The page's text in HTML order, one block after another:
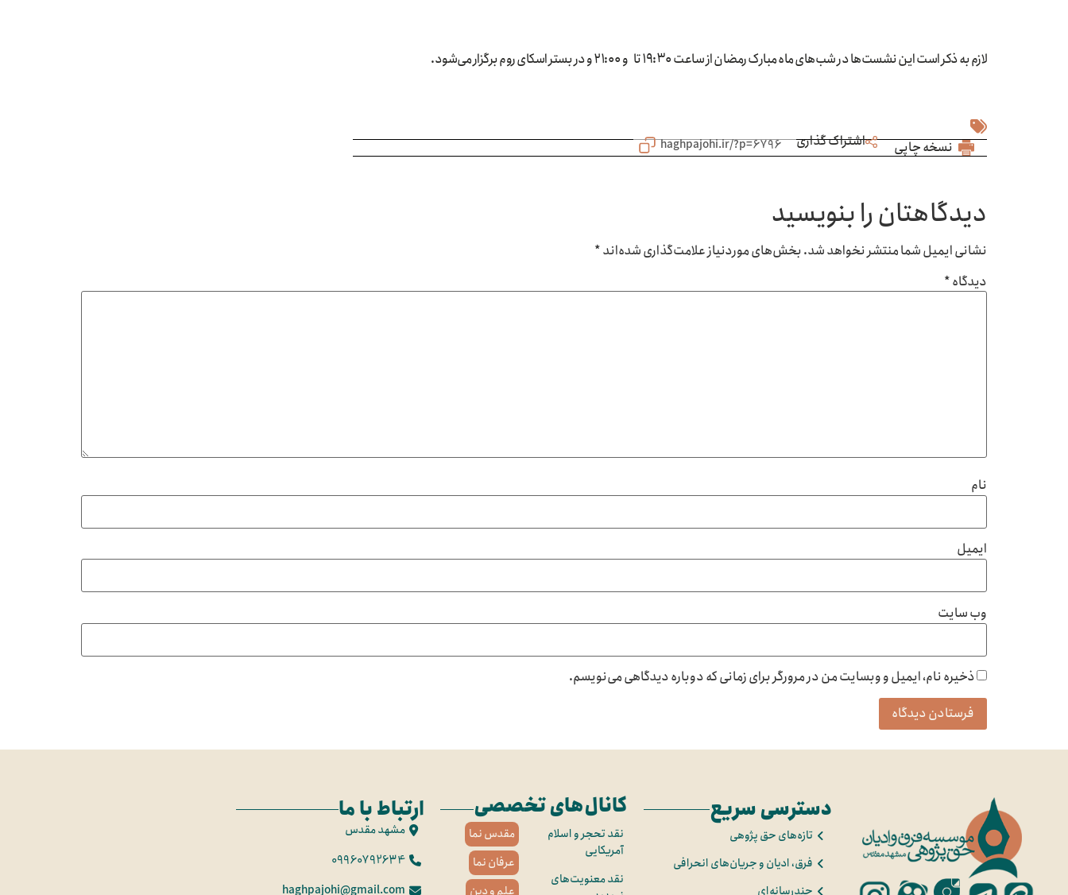
لازم به ذکر است این نشست‌ها در شب‌های ماه مبارک رمضان از ساعت ۱۹:۳۰ تا و ۲۱:۰۰ و در بستر اسکای روم برگزار می‌شود.
نسخه چاپی اشتراک گذاری
دیدگاهتان را بنویسید
نشانی ایمیل شما منتشر نخواهد شد.بخش‌های موردنیاز علامت‌گذاری شده‌اند*
دیدگاه*
نام
ایمیل
وب‌ سایت
ذخیره نام، ایمیل و وبسایت من در مرورگر برای زمانی که دوباره دیدگاهی می‌نویسم.
دسترسی سریع
تازه‌های حق پژوهی
فرق، ادیان و جریان‌های انحرافی
چندرسانه‌ای
کانال‌های تخصصی
نقد تحجر و اسلام
آمریکایی
نقد معنویت‌های
مقدس نما
عرفان نما
علم و دین
ارتباط با ما
مشهد مقدس
09960792634
haghpajohi@gmail.com